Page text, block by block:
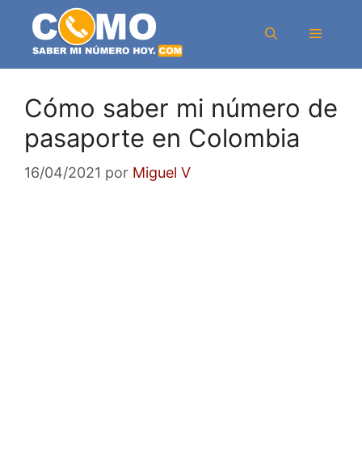
contenido
Menú
Cómo saber mi número de
pasaporte en Colombia
16/04/2021 por Miguel V